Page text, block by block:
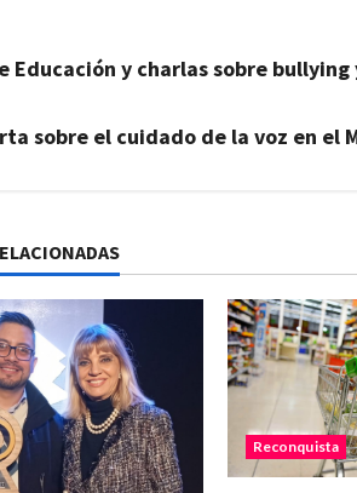
Educación y charlas sobre
sobre el cuidado de la voz en el
Reconquista